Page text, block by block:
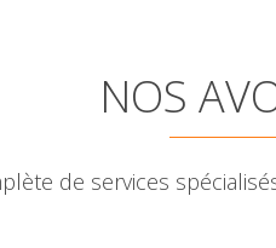
NOS
de services